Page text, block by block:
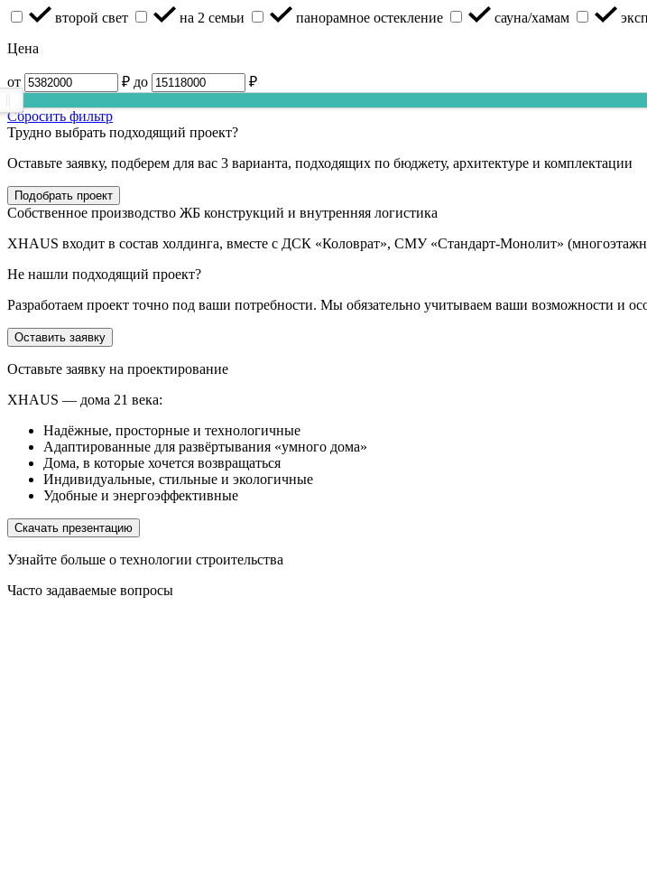
второй свет на 2 семьи панорамное остекление сауна/хамам
Цена
от ₽ до ₽
Сбросить фильтр
Трудно выбрать подходящий проект?
Оставьте заявку, подберем для вас 3 варианта, подходящих по бюджету, архитектуре и комплектации
Подобрать проект
Собственное производство ЖБ конструкций и внутренняя логистика
XHAUS входит в состав холдинга, вместе с ДСК «Коловрат», СМУ «Стандарт-Монолит»
Не нашли подходящий проект?
Разработаем проект точно под ваши потребности. Мы обязательно учитываем ваши возможности и
Оставить заявку
Оставьте заявку на проектирование
XHAUS — дома 21 века:
Надёжные, просторные и технологичные
Адаптированные для развёртывания «умного дома»
Дома, в которые хочется возвращаться
Индивидуальные, стильные и экологичные
Удобные и энергоэффективные
Скачать презентацию
Узнайте больше о технологии строительства
Часто задаваемые вопросы